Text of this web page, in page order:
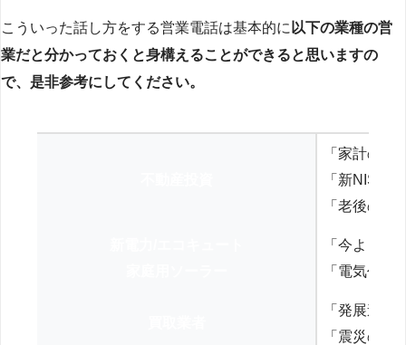
こういった話し方をする営業電話は基本的に 以下の業種の営
業だと分かっておくと身構えることができると思いますの
で、是非参考にしてください。
「家計の見
「新NISA
「老後の
「今より
「電気代を
「発展途
「震災の